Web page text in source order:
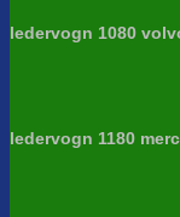
ledervogn 1080
ledervogn 1180